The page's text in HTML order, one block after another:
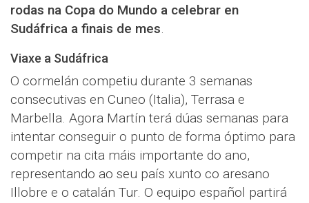
rodas na Copa do Mundo a celebrar en
Sudáfrica a finais de mes
Viaxe a Sudáfrica
O cormelán competiu durante 3 semanas
consecutivas en Cuneo (Italia), Terrasa e
Marbella. Agora Martín terá dúas semanas para
intentar conseguir o punto de forma óptimo para
competir na cita máis importante do ano,
representando ao seu país xunto co aresano
Illobre e o catalán Tur. O equipo español partirá